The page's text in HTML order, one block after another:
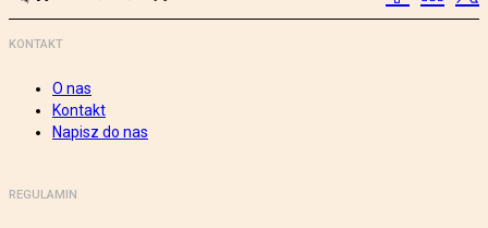
KONTAKT
O nas
Kontakt
Napisz do nas
REGULAMIN